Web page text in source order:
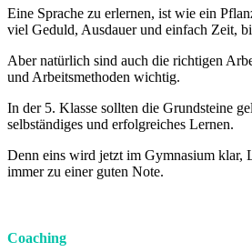
Eine Sprache zu erlernen, ist wie ein
viel Geduld, Ausdauer und einfach Zeit,
Aber natürlich sind auch die richtigen
und Arbeitsmethoden wichtig.
In der 5. Klasse sollten die Grundsteine
selbständiges und erfolgreiches Lernen.
Denn eins wird jetzt im Gymnasium klar,
immer zu einer guten Note.
Coaching